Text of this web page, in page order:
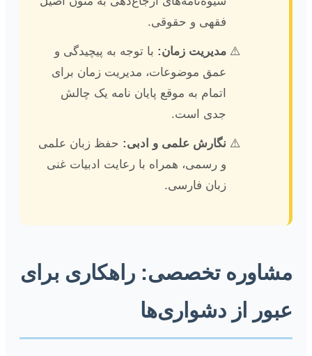
فقهی و حقوقی.
مدیریت زمان: با توجه به پیچیدگی و
عمق موضوعات، مدیریت زمان برای
اتمام به موقع پایان نامه یک چالش
جدی است.
نگارش علمی و ادبی: حفظ زبان علمی
و رسمی، همراه با رعایت ادبیات غنی
زبان فارسی.
مشاوره تخصصی: راهکاری برای
عبور از دشواری‌ها